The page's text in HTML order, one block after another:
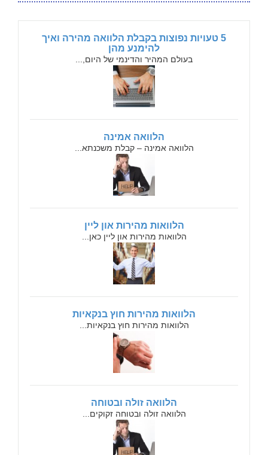
5 טעויות נפוצות בקבלת הלוואה מהירה ואיך
להימנע מהן
בעולם המהיר והדינמי של היום,...
הלוואה אמינה
הלוואה אמינה – קבלת משכנתא...
הלוואות מהירות און ליין
הלוואות מהירות און ליין כאן...
הלוואות מהירות חוץ בנקאיות
הלוואות מהירות חוץ בנקאיות...
הלוואה זולה ובטוחה
הלוואה זולה ובטוחה זקוקים...